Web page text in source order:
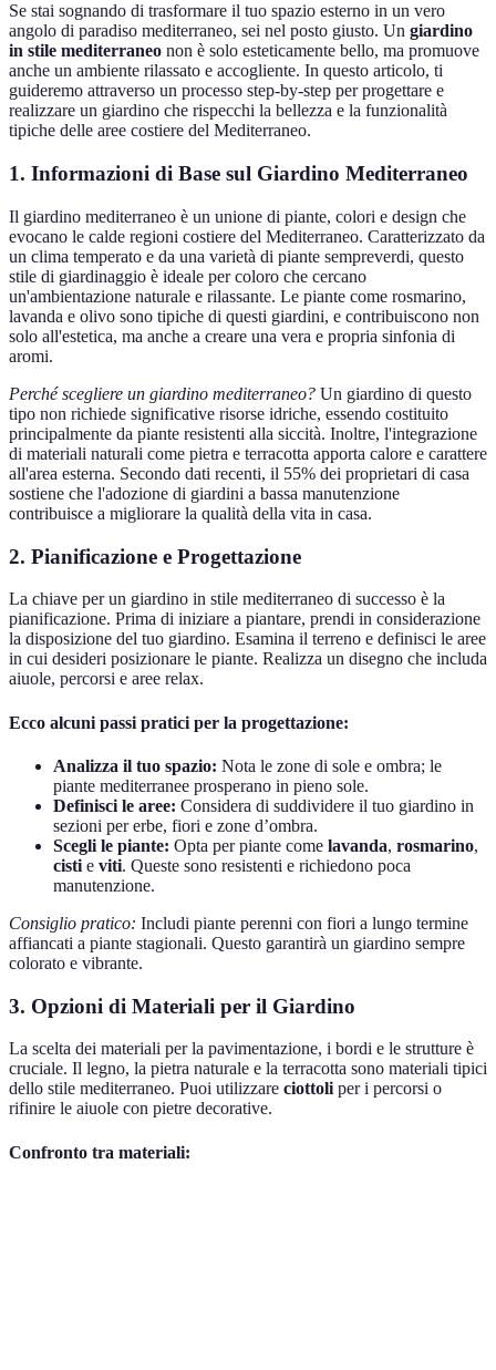
Se stai sognando di trasformare il tuo spazio esterno in un vero
angolo di paradiso mediterraneo, sei nel posto giusto. Un giardino
in stile mediterraneo non è solo esteticamente bello, ma promuove
anche un ambiente rilassato e accogliente. In questo articolo, ti
guideremo attraverso un processo step-by-step per progettare e
realizzare un giardino che rispecchi la bellezza e la funzionalità
tipiche delle aree costiere del Mediterraneo.
1. Informazioni di Base sul Giardino Mediterraneo
Il giardino mediterraneo è un unione di piante, colori e design che
evocano le calde regioni costiere del Mediterraneo. Caratterizzato da
un clima temperato e da una varietà di piante sempreverdi, questo
stile di giardinaggio è ideale per coloro che cercano
un'ambientazione naturale e rilassante. Le piante come rosmarino,
lavanda e olivo sono tipiche di questi giardini, e contribuiscono non
solo all'estetica, ma anche a creare una vera e propria sinfonia di
aromi.
Perché scegliere un giardino mediterraneo? Un giardino di questo
tipo non richiede significative risorse idriche, essendo costituito
principalmente da piante resistenti alla siccità. Inoltre, l'integrazione
di materiali naturali come pietra e terracotta apporta calore e carattere
all'area esterna. Secondo dati recenti, il 55% dei proprietari di casa
sostiene che l'adozione di giardini a bassa manutenzione
contribuisce a migliorare la qualità della vita in casa.
2. Pianificazione e Progettazione
La chiave per un giardino in stile mediterraneo di successo è la
pianificazione. Prima di iniziare a piantare, prendi in considerazione
la disposizione del tuo giardino. Esamina il terreno e definisci le aree
in cui desideri posizionare le piante. Realizza un disegno che includa
aiuole, percorsi e aree relax.
Ecco alcuni passi pratici per la progettazione:
Analizza il tuo spazio: Nota le zone di sole e ombra; le
piante mediterranee prosperano in pieno sole.
Definisci le aree: Considera di suddividere il tuo giardino in
sezioni per erbe, fiori e zone d’ombra.
Scegli le piante: Opta per piante come lavanda, rosmarino,
cisti e viti. Queste sono resistenti e richiedono poca
manutenzione.
Consiglio pratico: Includi piante perenni con fiori a lungo termine
affiancati a piante stagionali. Questo garantirà un giardino sempre
colorato e vibrante.
3. Opzioni di Materiali per il Giardino
La scelta dei materiali per la pavimentazione, i bordi e le strutture è
cruciale. Il legno, la pietra naturale e la terracotta sono materiali tipici
dello stile mediterraneo. Puoi utilizzare ciottoli per i percorsi o
rifinire le aiuole con pietre decorative.
Confronto tra materiali: